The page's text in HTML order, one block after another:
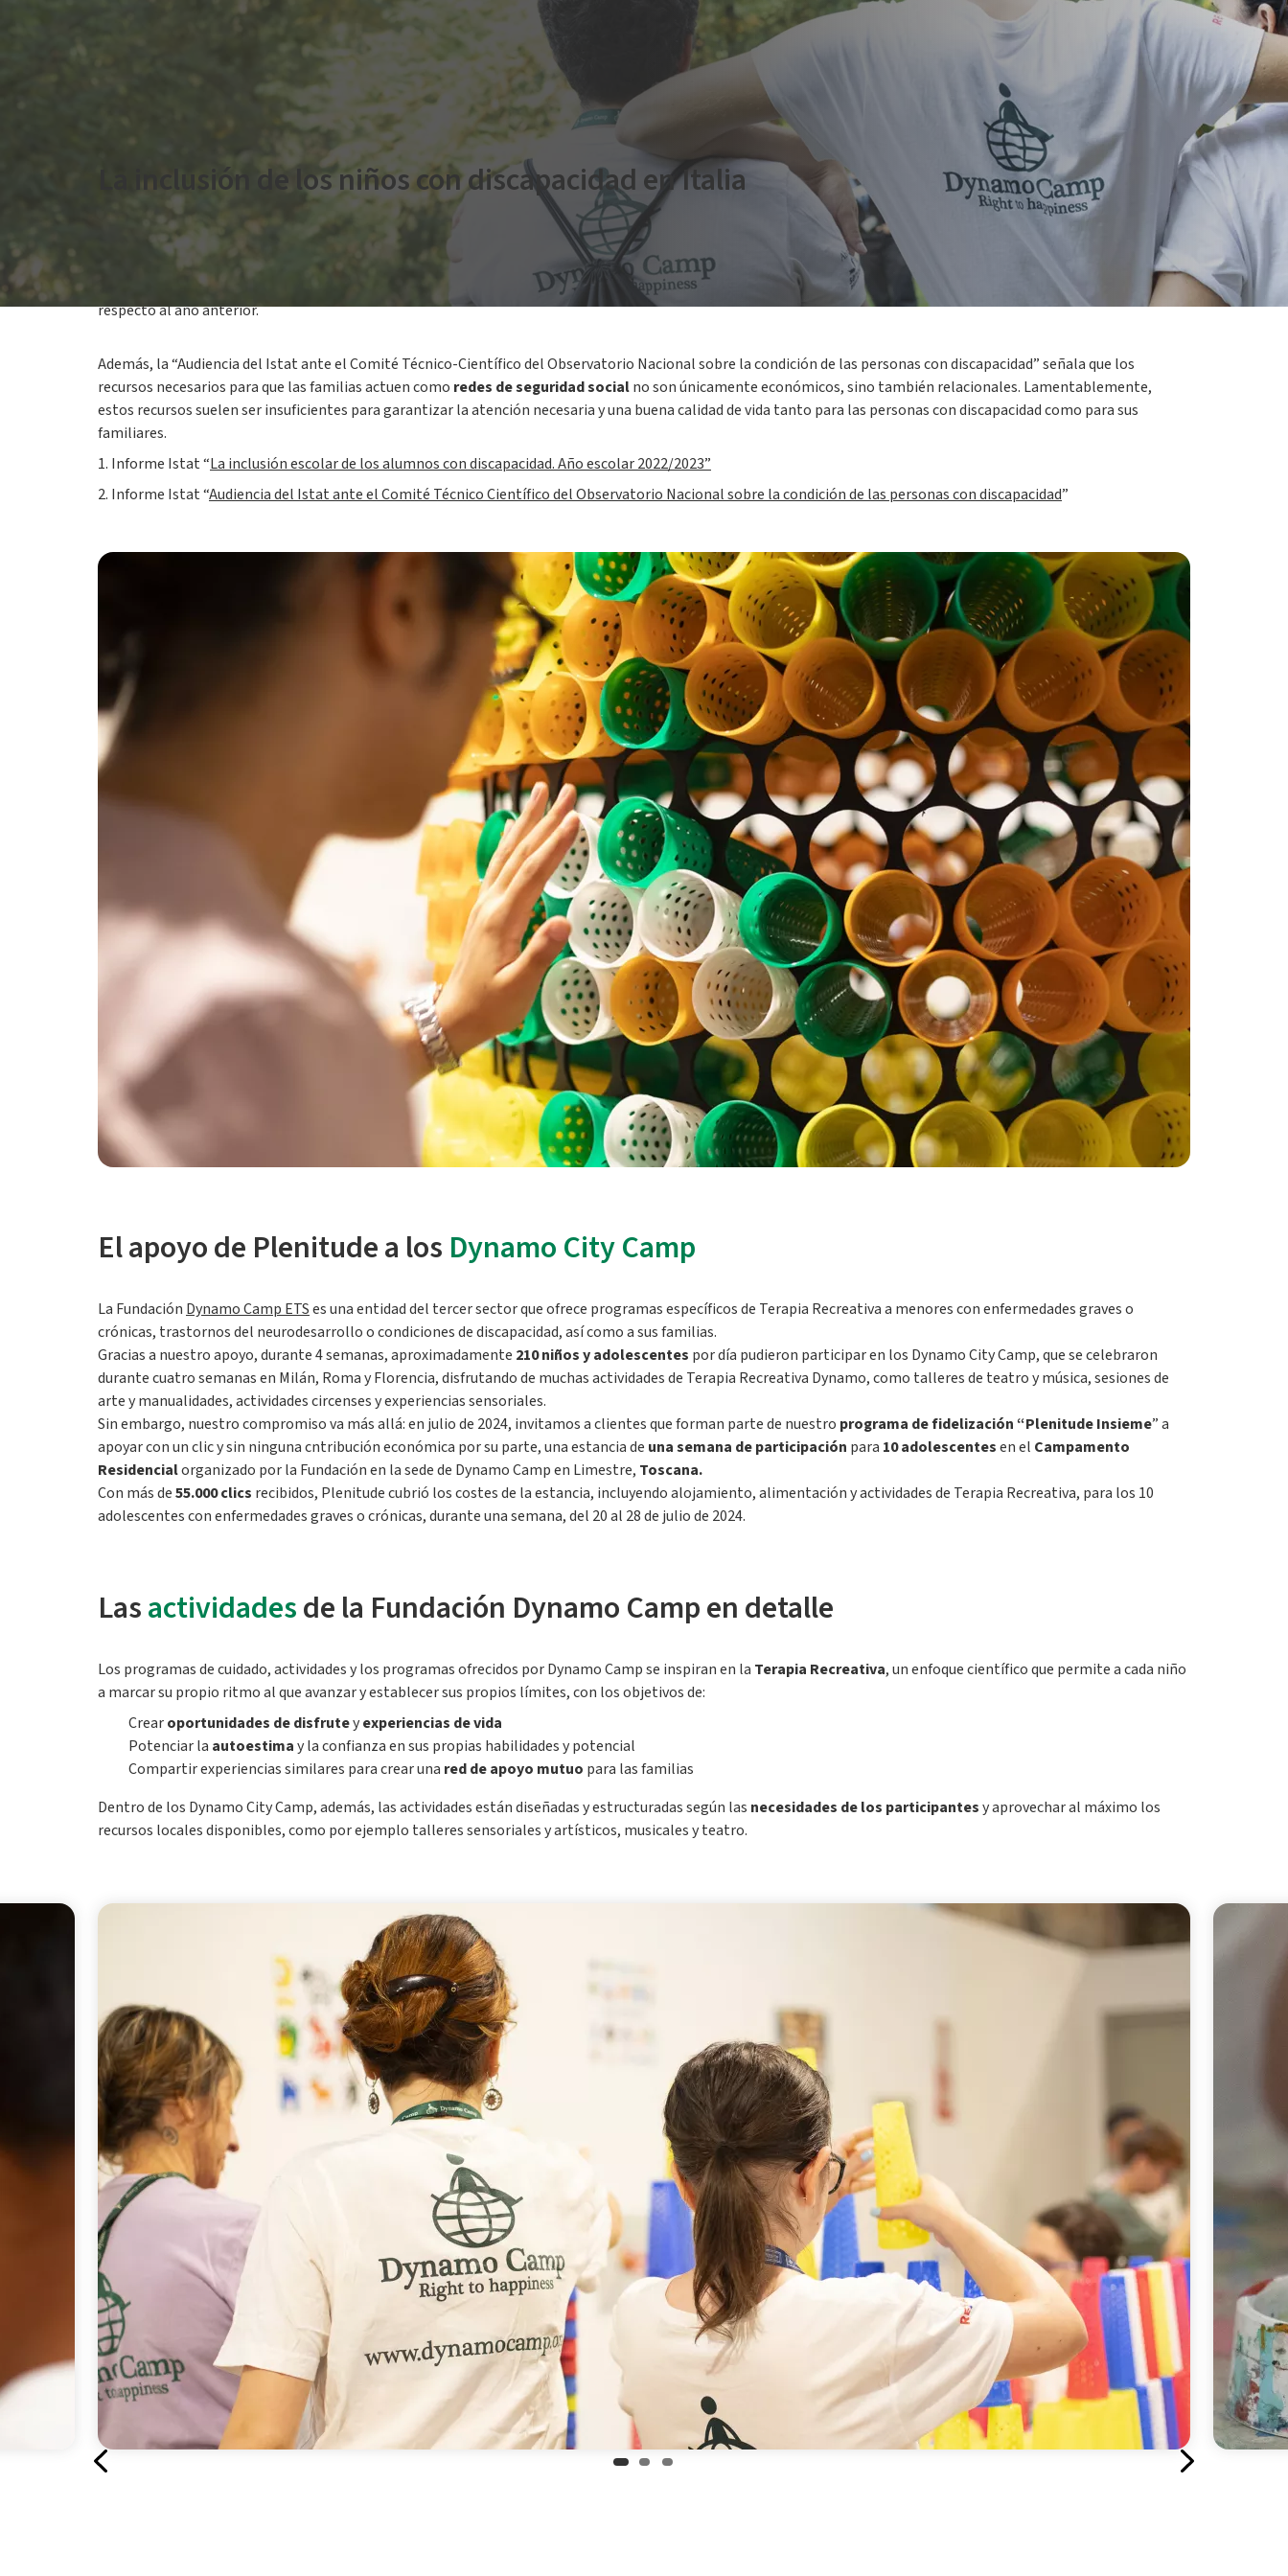
La inclusión de los niños con discapacidad en Italia
último informe del Istat La inclusión escolar de los alumnos con discapacidad. Año académico 2022/20231
” presenta datos muy significativos que invitan a
En el año académico cubierto por el informe, fueron aproximadamente338 mil los estudiantes con discapacidad
(de 6 a 18 años), un incremento de casi un 7% más
respecto al año anterior.
Además, la “Audiencia del Istat ante el Comité Técnico-Científico del Observatorio Nacional sobre la condición de las personas con discapacidad” señala que los
recursos necesarios para que las familias actuen como redes de seguridadsocialno son únicamente económicos, sino también relacionales. Lamentablemente,
estos recursos suelen ser insuficientes para garantizar la atención necesaria y una buena calidad de vida tanto para las personas con discapacidad como para sus
familiares.
1. Informe Istat “La inclusión escolar de los alumnos con discapacidad. Año escolar 2022/2023”
2. Informe Istat “Audiencia del Istat ante el Comité Técnico Científico del Observatorio Nacional sobre la condición de las personas con discapacidad”
El apoyo de Plenitude a los Dynamo City Camp
La Fundación Dynamo Camp ETSes una entidad del tercer sector que ofrece programas específicos de Terapia Recreativa a menores con enfermedades graves o
crónicas, trastornos del neurodesarrollo o condiciones de discapacidad, así como a sus familias.
Gracias a nuestro apoyo, durante 4 semanas, aproximadamente 210 niños y adolescentes por día pudieron participar en los Dynamo City Camp, que se celebraron
durante cuatro semanas en Milán, Roma y Florencia, disfrutando de muchas actividades de Terapia Recreativa Dynamo, como talleres de teatro y música, sesiones de
arte y manualidades, actividades circenses y experiencias sensoriales.
Sin embargo, nuestro compromiso va más allá: en julio de 2024, invitamos a clientes que forman parte de nuestro programa de fidelización “PlenitudeInsieme” a
apoyar con un clic y sin ninguna cntribución económica por su parte, una estancia de una semana de participación para 10 adolescentesen el Campamento
Residencialorganizado por la Fundación en la sede de Dynamo Camp en Limestre, Toscana.
Con más de55.000 clics recibidos, Plenitude cubrió los costes de la estancia, incluyendo alojamiento, alimentación y actividades de Terapia Recreativa, para los 10
adolescentes con enfermedades graves o crónicas, durante una semana, del 20 al 28 de julio de 2024.
Lasactividadesde la Fundación Dynamo Camp en detalle
Los programas de cuidado, actividades y los programas ofrecidos por Dynamo Camp se inspiran en la Terapia Recreativa, un enfoque científico que permite a cada niño
a marcar su propio ritmo al que avanzar y establecer sus propios límites, con los objetivos de:
Crearoportunidades de disfruteyexperiencias de vida
Potenciar la autoestimay la confianza en sus propias habilidades y potencial
Compartir experiencias similares para crear una red de apoyo mutuo para las familias
Dentro de los Dynamo City Camp, además, las actividades están diseñadas y estructuradas según las necesidades de los participantesy aprovechar al máximo los
recursos locales disponibles, como por ejemplo talleres sensoriales y artísticos, musicales y teatro.